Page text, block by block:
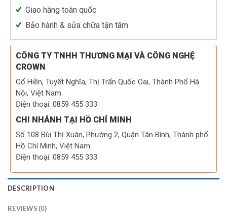
Giao hàng toàn quốc
Bảo hành & sửa chữa tận tâm
CÔNG TY TNHH THƯƠNG MẠI VÀ CÔNG NGHỆ
CROWN
Cổ Hiền, Tuyết Nghĩa, Thị Trấn Quốc Oai, Thành Phố Hà
Nội, Việt Nam
Điện thoại: 0859 455 333
CHI NHÁNH TẠI HỒ CHÍ MINH
Số 108 Bùi Thị Xuân, Phường 2, Quận Tân Bình, Thành phố
Hồ Chí Minh, Việt Nam
Điện thoại: 0859 455 333
DESCRIPTION
REVIEWS (0)